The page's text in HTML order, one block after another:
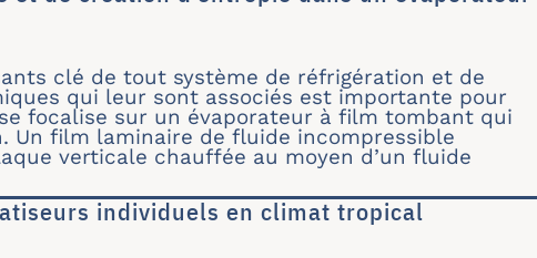
clé de tout système de réfrigération et de
qui leur sont associés est importante pour
focalise sur un évaporateur à film tombant qui
Un film laminaire de fluide incompressible
verticale chauffée au moyen d’un fluide
individuels en climat tropical